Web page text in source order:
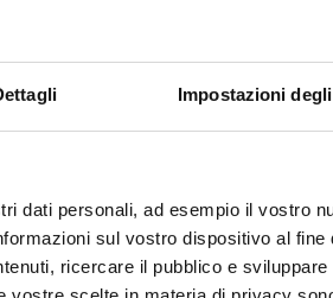
Impostazioni
dati personali, ad esempio il vostro
sul vostro dispositivo al fine
ricercare il pubblico e
con questi articoli
OFFERTE PROMO
fino al 31 Luglio 2026